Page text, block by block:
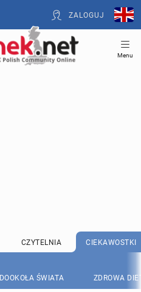
ZALOGUJ
Menu
CZYTELNIA CIEKAWOSTKI
DOOKOŁA ŚWIATA ZDROWA